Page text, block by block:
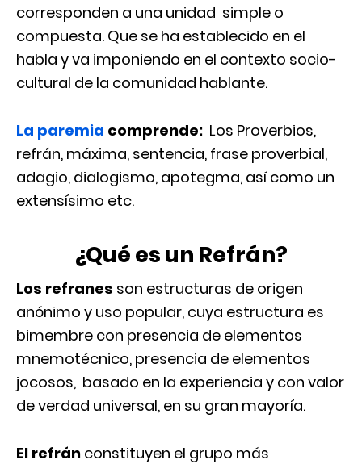
corresponden a una unidad simple o
compuesta. Que se ha establecido en el
habla y va imponiendo en el contexto socio-
cultural de la comunidad hablante.
La paremia comprende: Los Proverbios,
refrán, máxima, sentencia, frase proverbial,
adagio, dialogismo, apotegma, así como un
extensísimo etc.
¿Qué es un Refrán?
Los refranes son estructuras de origen
anónimo y uso popular, cuya estructura es
bimembre con presencia de elementos
mnemotécnico, presencia de elementos
jocosos, basado en la experiencia y con valor
de verdad universal, en su gran mayoría.
El refrán constituyen el grupo más